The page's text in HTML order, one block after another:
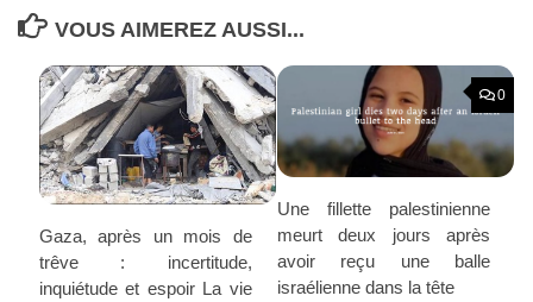
VOUS AIMEREZ AUSSI...
Gaza, après un mois de
trêve : incertitude,
inquiétude et espoir La vie
0
Une fillette palestinienne
meurt deux jours après
avoir reçu une balle
israélienne dans la tête